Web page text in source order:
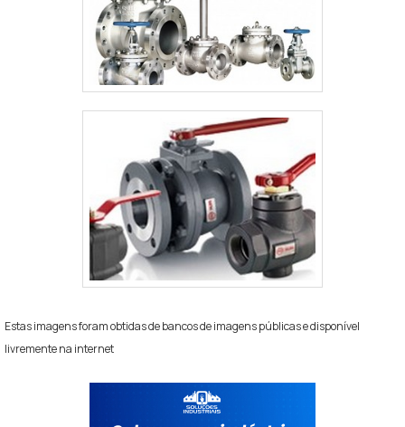
Estas imagens foram obtidas de bancos de imagens públicas e disponível
livremente na internet